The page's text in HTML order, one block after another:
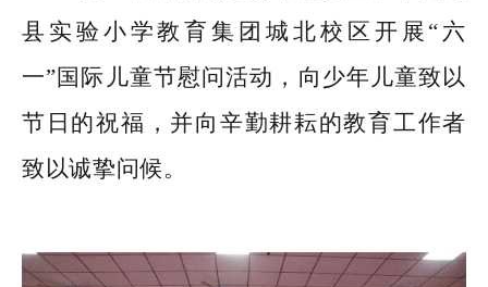
数据专题
县实验小学教育集团城北校区开展“六
一”国际儿童节慰问活动，向少年儿童致以
节日的祝福，并向辛勤耕耘的教育工作者
致以诚挚问候。